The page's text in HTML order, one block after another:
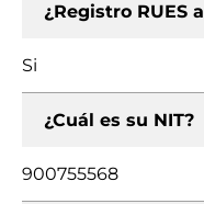
¿Registro RUES
Si
¿Cuál es su NIT?
900755568